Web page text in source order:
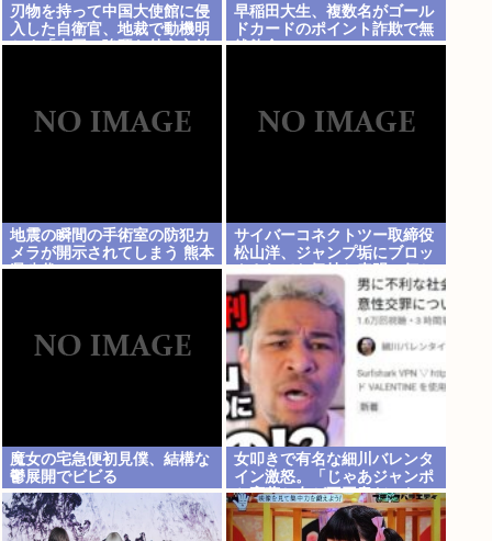
刃物を持って中国大使館に侵
入した自衛官、地裁で動機明
かす「中国の強硬な外交方針
早稲田大生、複数名がゴール
ドカードのポイント詐欺で無
銭飲食
地震の瞬間の手術室の防犯カ
メラが開示されてしまう 熊本
県八代
サイバーコネクトツー取締役
松山洋、ジャンプ垢にブロッ
クされてお気持ち表明。何か
あったらまず晒す！これが令
和のレスバや！
魔女の宅急便初見僕、結構な
鬱展開でビビる
女叩きで有名な細川バレンタ
イン激怒。「じゃあジャンポ
ケ斉藤と女が不同意だったっ
て証拠を出せよ！！！」